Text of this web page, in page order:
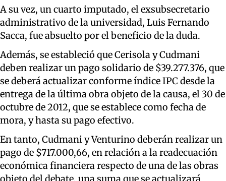
A su vez, un cuarto imputado, el exsubsecretario
administrativo de la universidad, Luis Fernando
Sacca, fue absuelto por el beneficio de la duda.
Además, se estableció que Cerisola y Cudmani
deben realizar un pago solidario de $39.277.376, que
se deberá actualizar conforme índice IPC desde la
entrega de la última obra objeto de la causa, el 30 de
octubre de 2012, que se establece como fecha de
mora, y hasta su pago efectivo.
En tanto, Cudmani y Venturino deberán realizar un
pago de $717.000,66, en relación a la readecuación
económica financiera respecto de una de las obras
objeto del debate, una suma que se actualizará